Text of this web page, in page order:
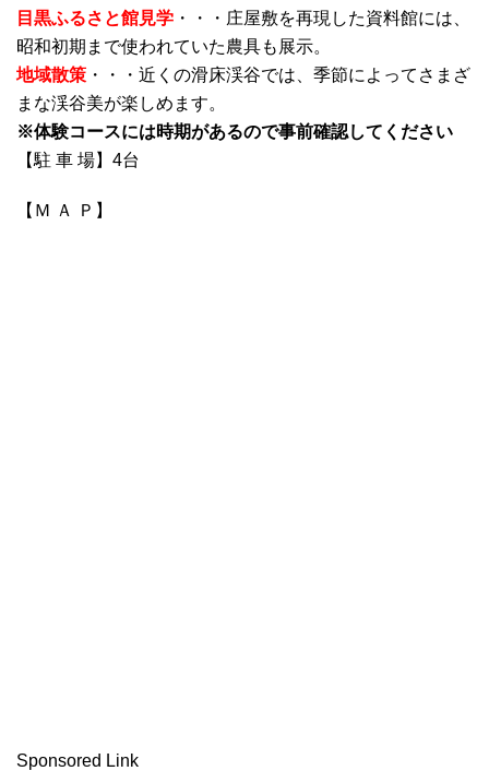
目黒ふるさと館見学 ・・・庄屋敷を再現した資料館には、
昭和初期まで使われていた農具も展示。
地域散策 ・・・近くの滑床渓谷では、季節によってさまざ
まな渓谷美が楽しめます。
※体験コースには時期があるので事前確認してください
【駐 車 場】4台
【Ｍ Ａ Ｐ】
Sponsored Link